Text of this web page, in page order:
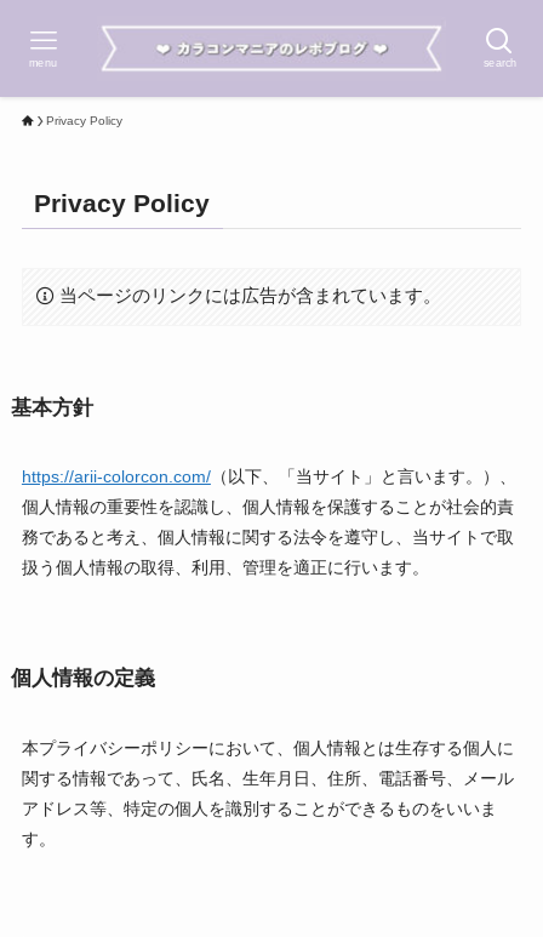
search
menu
Privacy Policy
Privacy Policy
当ページのリンクには広告が含まれています。
基本方針
https://arii-colorcon.com/（以下、「当サイト」と言います。）、
個人情報の重要性を認識し、個人情報を保護することが社会的責
務であると考え、個人情報に関する法令を遵守し、当サイトで取
扱う個人情報の取得、利用、管理を適正に行います。
個人情報の定義
本プライバシーポリシーにおいて、個人情報とは生存する個人に
関する情報であって、氏名、生年月日、住所、電話番号、メール
アドレス等、特定の個人を識別することができるものをいいま
す。